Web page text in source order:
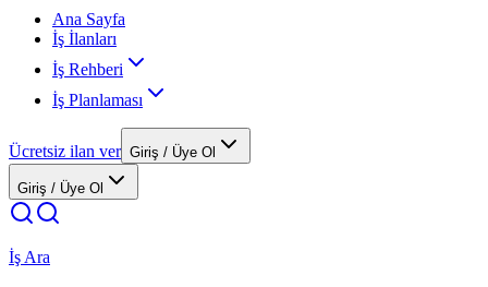
Ana Sayfa
İş İlanları
İş Rehberi
İş Planlaması
Ücretsiz ilan ver Giriş / Üye Ol
Giriş / Üye Ol
İş Ara